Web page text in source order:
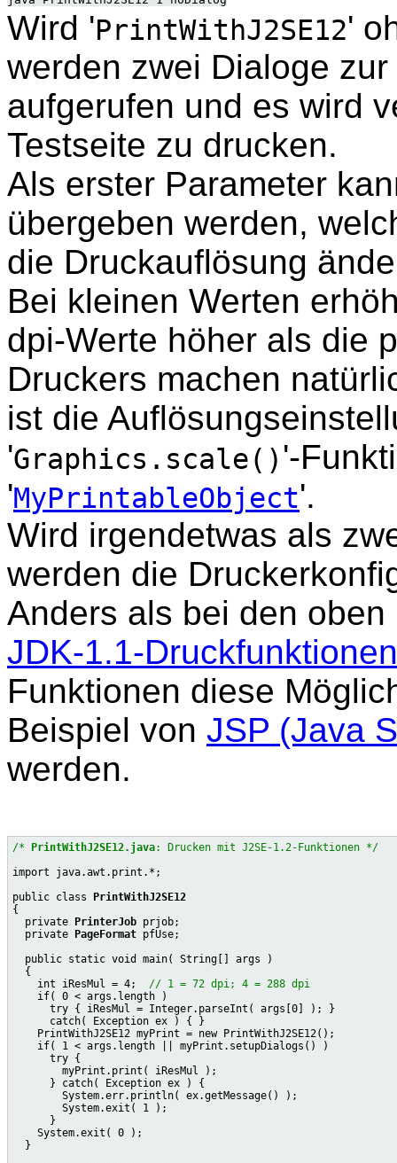
Wird 'PrintWithJ2SE12'
werden zwei Dialoge
aufgerufen und es wird
Testseite zu drucken.
Als erster Parameter
übergeben werden,
die Druckauflösung
Bei kleinen Werten
dpi-Werte höher als die
Druckers machen
ist die
'Graphics.scale() '-
'MyPrintableObject'.
Wird irgendetwas als
werden die
Anders als bei den
JDK-1.1-Druckfunktionen
Funktionen diese
Beispiel von JSP (Java
werden.
/* PrintWithJ2SE12.java: Drucken mit J2SE-1.2-Funktionen */
import java.awt.print.*;
public class
PrintWithJ2SE12
{
  private
PrinterJob prjob;
  private
PageFormat pfUse;
  public static void main( String[] args )
  {
    int iResMul = 4;
// 1 = 72 dpi; 4 = 288 dpi
    if( 0 < args.length )
      try { iResMul = Integer.parseInt( args[0] ); }
      catch( Exception ex ) { }
    PrintWithJ2SE12 myPrint = new PrintWithJ2SE12();
    if( 1 < args.length || myPrint.setupDialogs() )
      try {
        myPrint.print( iResMul );
      } catch( Exception ex ) {
        System.err.println( ex.getMessage() );
        System.exit( 1 );
      }
    System.exit( 0 );
  }